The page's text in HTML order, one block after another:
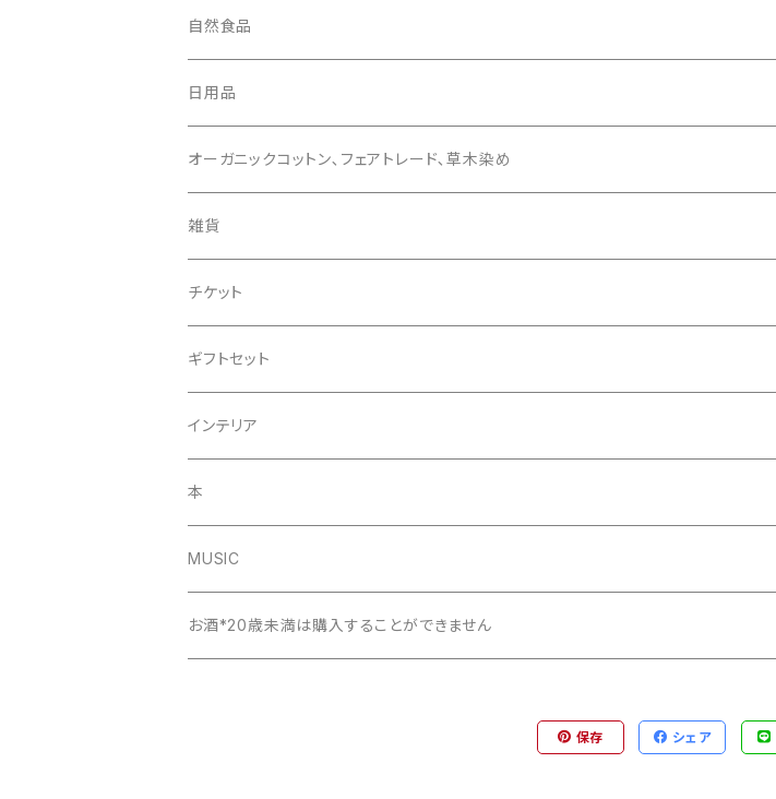
自然食品
おやつ
アレルギー対応
調味料
日用品
コスメティック
せっけん類
その他
オーガニックコットン､フェアトレード､草木染め
こども
レディース
雑貨
かご
布
小物類
チケット
ギフトセット
インテリア
本
MUSIC
お酒*20歳未満は購入することができません
保存 シェア